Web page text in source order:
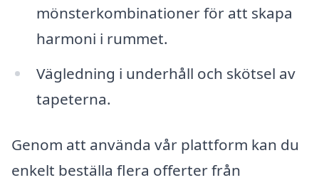
mönsterkombinationer för att skapa
harmoni i rummet.
Vägledning i underhåll och skötsel av
tapeterna.
Genom att använda vår plattform kan du
enkelt beställa flera offerter från